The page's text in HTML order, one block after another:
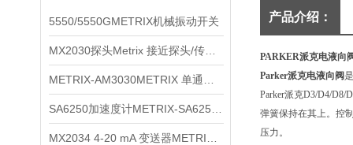
5550/5550GMETRIX机械振动开关 产品介绍：
PARKER派克电液向
Parker派克电液向阀
Parker派克D3/D4/
弹簧保持在其上。控
压力。